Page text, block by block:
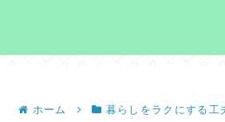
ホーム 暮らしをラクにする工